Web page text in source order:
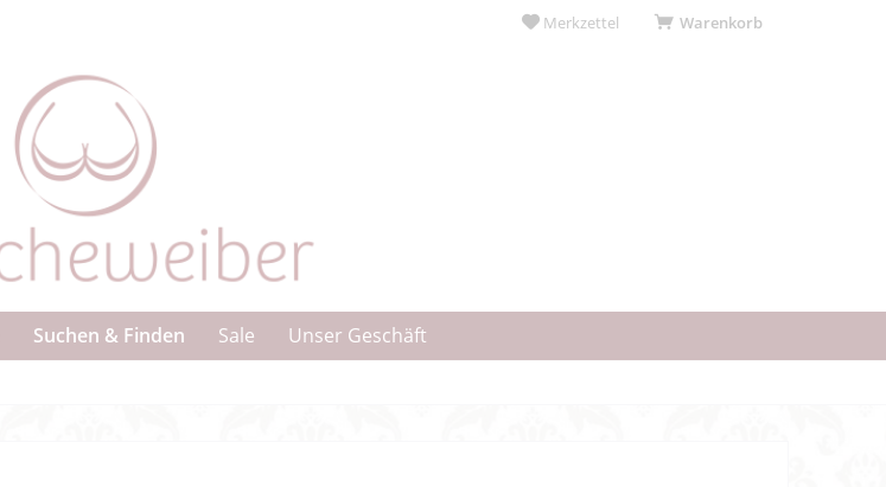
Warenkorb
Merkzettel
Suchen & Finden Sale Unser Geschäft